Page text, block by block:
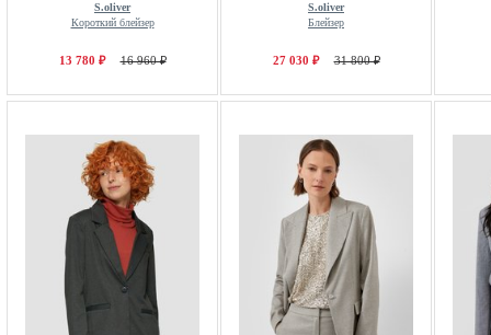
S.oliver
Короткий блейзер
13 780 ₽ 16 960 ₽
S.oliver
Блейзер
27 030 ₽ 31 800 ₽